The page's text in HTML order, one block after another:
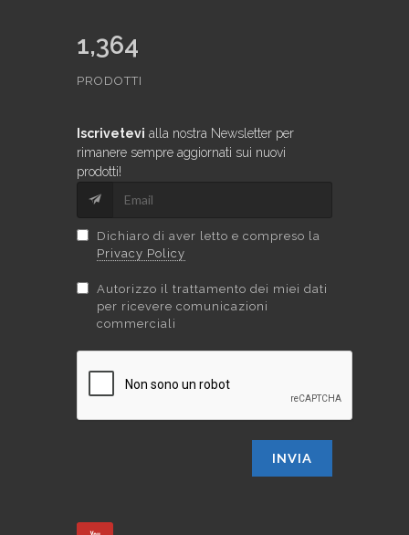
1,364
PRODOTTI
Iscrivetevi alla nostra Newsletter per
rimanere sempre aggiornati sui nuovi
prodotti!
Dichiaro di aver letto e compreso la
Privacy Policy
Autorizzo il trattamento dei miei dati
per ricevere comunicazioni
commerciali
INVIA